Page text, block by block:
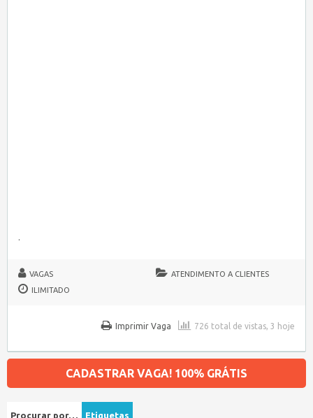
.
VAGAS
ATENDIMENTO A CLIENTES
ILIMITADO
726 total de vistas, 3 hoje
Imprimir Vaga
CADASTRAR VAGA! 100% GRÁTIS
Procurar por… Etiquetas